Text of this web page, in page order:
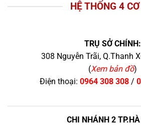
HỆ THỐNG 4
TRỤ SỞ CHÍNH:
308 Nguyễn Trãi, Q.Thanh
(Xem bản đồ)
Điện thoại: 0964 308 308/
CHI NHÁNH 2